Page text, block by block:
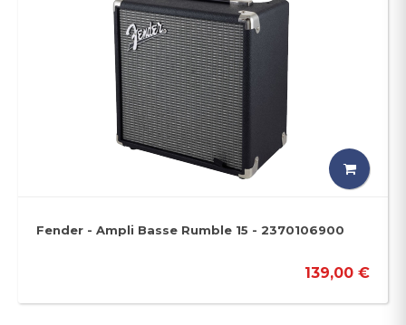
Fender - Ampli Basse Rumble 15 - 2370106900
139,00 €